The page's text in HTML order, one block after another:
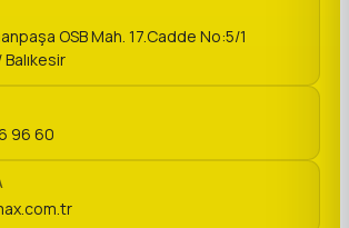
OSB Mah. 17.Cadde No:5/1
Balıkesir
96 60